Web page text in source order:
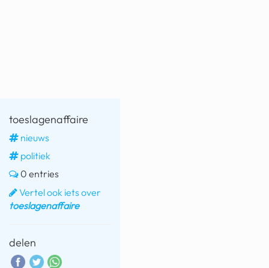
duitsland
chevrolet mohawk
toeslagenaffaire
nieuws
politiek
0 entries
Vertel ook iets over
toeslagenaffaire
delen